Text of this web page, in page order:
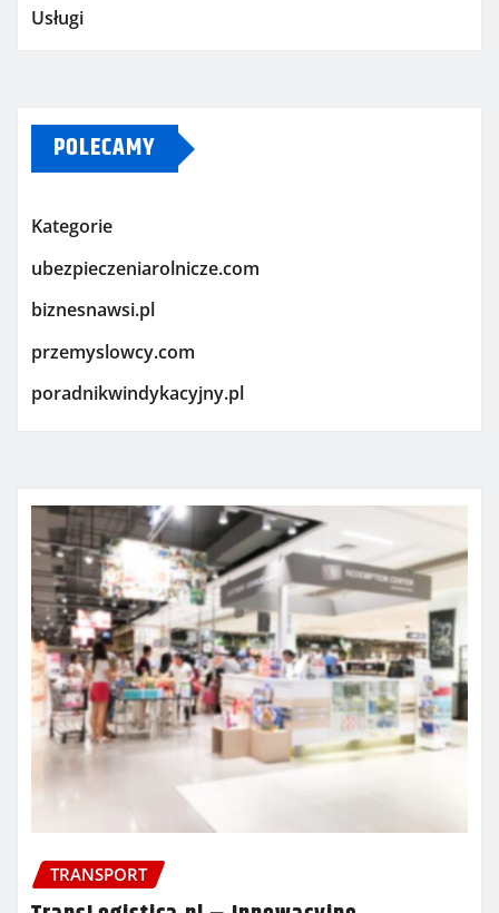
Usługi
POLECAMY
Kategorie
ubezpieczeniarolnicze.com
biznesnawsi.pl
przemyslowcy.com
poradnikwindykacyjny.pl
TRANSPORT